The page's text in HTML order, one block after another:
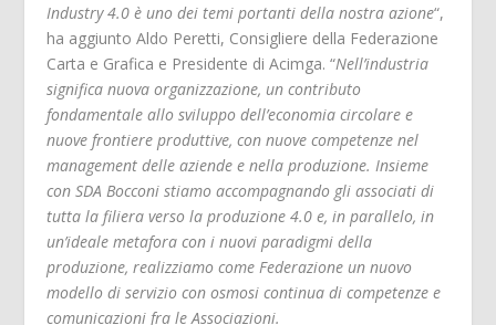
Industry 4.0 è uno dei temi portanti della nostra azione“,
ha aggiunto Aldo Peretti, Consigliere della Federazione
Carta e Grafica e Presidente di Acimga. “Nell’industria
significa nuova organizzazione, un contributo
fondamentale allo sviluppo dell’economia circolare e
nuove frontiere produttive, con nuove competenze nel
management delle aziende e nella produzione. Insieme
con SDA Bocconi stiamo accompagnando gli associati di
tutta la filiera verso la produzione 4.0 e, in parallelo, in
un’ideale metafora con i nuovi paradigmi della
produzione, realizziamo come Federazione un nuovo
modello di servizio con osmosi continua di competenze e
comunicazioni fra le Associazioni.